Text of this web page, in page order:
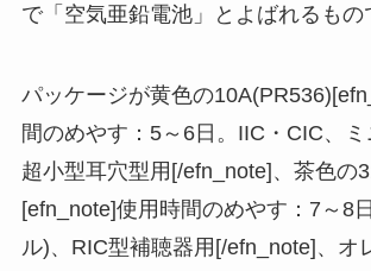
で「空気亜鉛電池」とよばれるもの
パッケージが黄色の
間のめやす：5～6日。IIC・CIC、
超小型耳穴型用[/efn_note]、茶色の
[efn_note]使用時間のめやす：7～8
ル)、RIC型補聴器用[/efn_note]、オ